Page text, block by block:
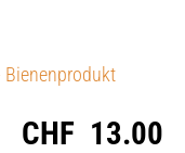
CHF 13.00